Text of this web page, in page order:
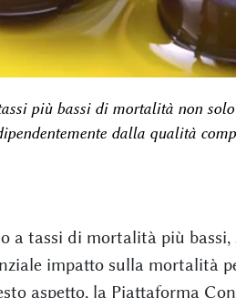
più bassi di mortalità non
dalla qualità
a tassi di mortalità più
impatto sulla mortalità
aspetto, la Piattaforma